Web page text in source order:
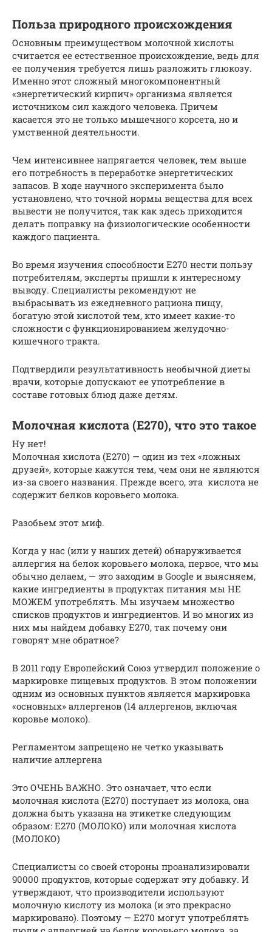
Польза природного происхождения
Основным преимуществом молочной кислоты
считается ее естественное происхождение, ведь для
ее получения требуется лишь разложить глюкозу.
Именно этот сложный многокомпонентный
«энергетический кирпич» организма является
источником сил каждого человека. Причем
касается это не только мышечного корсета, но и
умственной деятельности.
Чем интенсивнее напрягается человек, тем выше
его потребность в переработке энергетических
запасов. В ходе научного эксперимента было
установлено, что точной нормы вещества для всех
вывести не получится, так как здесь приходится
делать поправку на физиологические особенности
каждого пациента.
Во время изучения способности Е270 нести пользу
потребителям, эксперты пришли к интересному
выводу. Специалисты рекомендуют не
выбрасывать из ежедневного рациона пищу,
богатую этой кислотой тем, кто имеет какие-то
сложности с функционированием желудочно-
кишечного тракта.
Подтвердили результативность необычной диеты
врачи, которые допускают ее употребление в
составе готовых блюд даже детям.
Молочная кислота (E270), что это такое
Ну нет!
Молочная кислота (E270) — один из тех «ложных
друзей», которые кажутся тем, чем они не являются
из-за своего названия. Прежде всего, эта кислота не
содержит белков коровьего молока.
Разобьем этот миф.
Когда у нас (или у наших детей) обнаруживается
аллергия на белок коровьего молока, первое, что мы
обычно делаем, — это заходим в Google и выясняем,
какие ингредиенты в продуктах питания мы НЕ
МОЖЕМ употреблять. Мы изучаем множество
списков продуктов и ингредиентов. И во многих из
них мы найдем добавку E270, так почему они
говорят мне обратное?
В 2011 году Европейский Союз утвердил положение о
маркировке пищевых продуктов. В этом положении
одним из основных пунктов является маркировка
«основных» аллергенов (14 аллергенов, включая
коровье молоко).
Регламентом запрещено не четко указывать
наличие аллергена
Это ОЧЕНЬ ВАЖНО. Это означает, что если
молочная кислота (E270) поступает из молока, она
должна быть указана на этикетке следующим
образом: E270 (МОЛОКО) или молочная кислота
(МОЛОКО)
Специалисты со своей стороны проанализировали
90000 продуктов, которые содержат эту добавку. И
утверждают, что производители используют
молочную кислоту из молока (и это прекрасно
маркировано). Поэтому — E270 могут употреблять